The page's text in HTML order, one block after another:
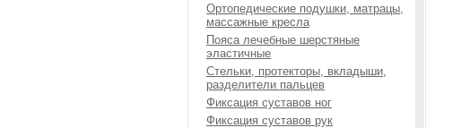
Ортопедические подушки, матрацы,
массажные кресла
Пояса лечебные шерстяные
эластичные
Стельки, протекторы, вкладыши,
разделители пальцев
Фиксация суставов ног
Фиксация суставов рук